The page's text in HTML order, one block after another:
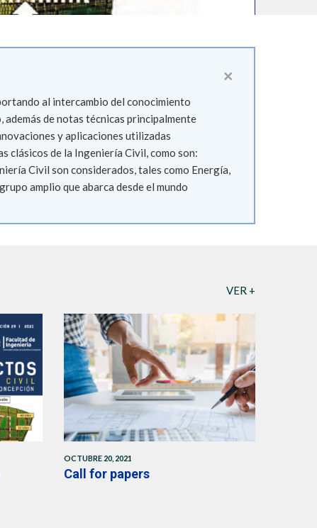
×
al intercambio del conocimiento
de notas técnicas principalmente
y aplicaciones utilizadas
clásicos de la Ingeniería Civil, como son:
Civil son considerados, tales como Energía,
amplio que abarca desde el mundo
VER +
OCTUBRE 20, 2021
Call for papers